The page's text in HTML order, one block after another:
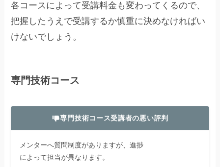
各コースによって受講料金も変わってくるので、
把握したうえで受講するか慎重に決めなければい
けないでしょう。
専門技術コース
専門技術コース受講者の悪い評判
メンターへ質問制度がありますが、進捗
によって担当が異なります。